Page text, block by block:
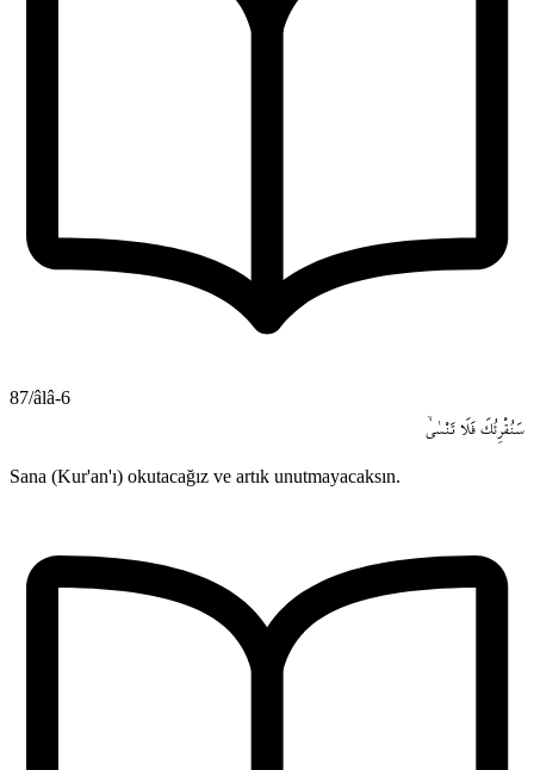
87/âlâ-6
سَنُقْرِئُكَ فَلَا تَنْسٰىۙ
Sana (Kur'an'ı) okutacağız ve artık unutmayacaksın.